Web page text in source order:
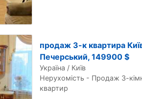
продаж 3-к квартира
Печерський, 149900 $
Україна / Київ
Нерухомість - Продаж 3-
квартир